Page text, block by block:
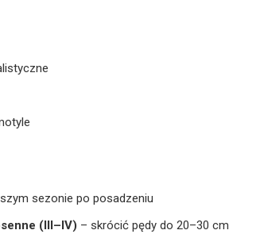
sezonie po posadzeniu
(III–IV) – skrócić pędy do 20–30 cm